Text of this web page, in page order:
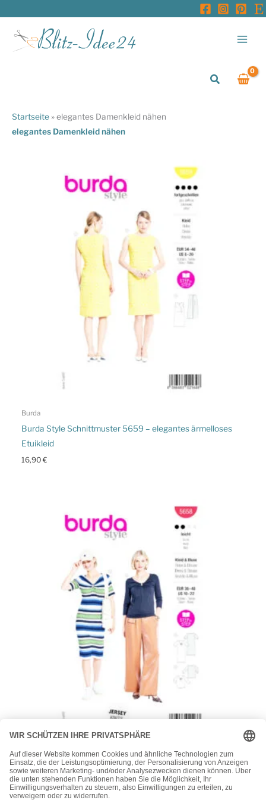
springen
Suchen
Startseite »elegantes Damenkleid nähen
elegantes Damenkleid nähen
Burda
Burda Style Schnittmuster 5659 – elegantes ärmelloses
Etuikleid
16,90€
Burda
Burda Style Schnittmuster 5658 – Damenshirt –
Damenkleid mit Raffung am Ausschnitt